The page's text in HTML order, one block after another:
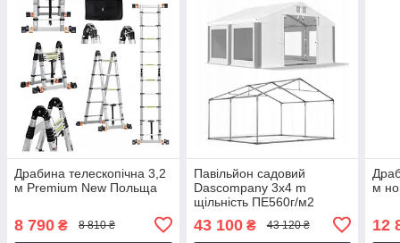
Драбина телескопічна 3,2
м Premium New Польща
8 790 ₴ 8 810 ₴
Павільйон садовий
Dascompany 3x4 m
щільність ПЕ560г/м2
43 100₴ 43 120 ₴
м
12